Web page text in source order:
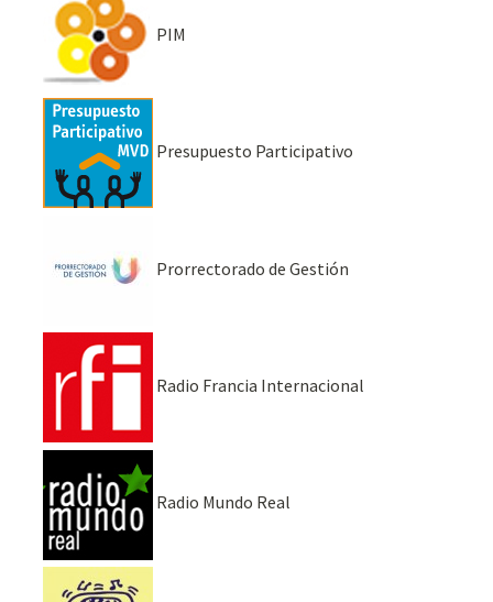
PIM
Presupuesto Participativo
Prorrectorado de Gestión
Radio Francia Internacional
Radio Mundo Real